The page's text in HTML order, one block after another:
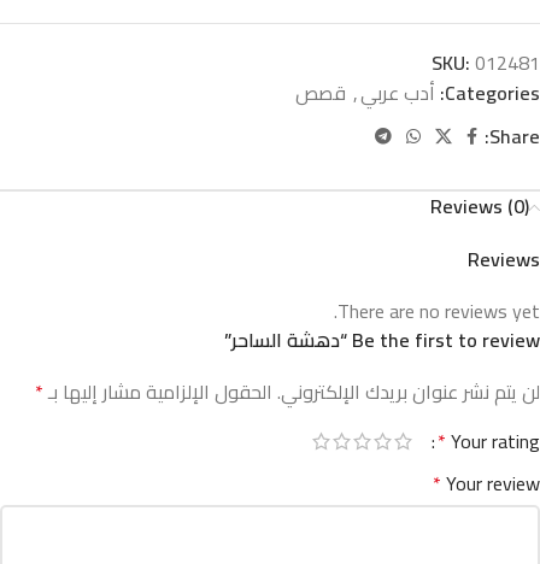
SKU:012481
Categories: أدب عربي, قصص
Share:
Reviews (0)
Reviews
There are no reviews yet.
Be the first to review “دهشة الساحر”
لن يتم نشر عنوان بريدك الإلكتروني. الحقول الإلزامية مشار إليها بـ*
Your rating
*
Your review
*